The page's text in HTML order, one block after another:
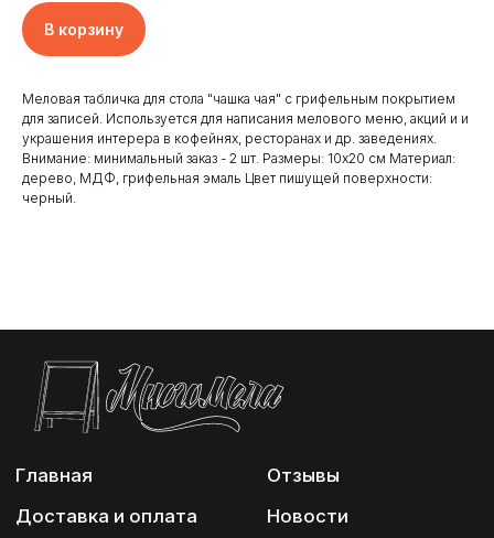
В корзину
Меловая табличка для стола "чашка чая" с грифельным покрытием
для записей. Используется для написания мелового меню, акций и и
украшения интерера в кофейнях, ресторанах и др. заведениях.
Внимание: минимальный заказ - 2 шт. Размеры: 10х20 см Материал:
дерево, МДФ, грифельная эмаль Цвет пишущей поверхности:
черный.
Отзывы
Доставка и оплата
Главная